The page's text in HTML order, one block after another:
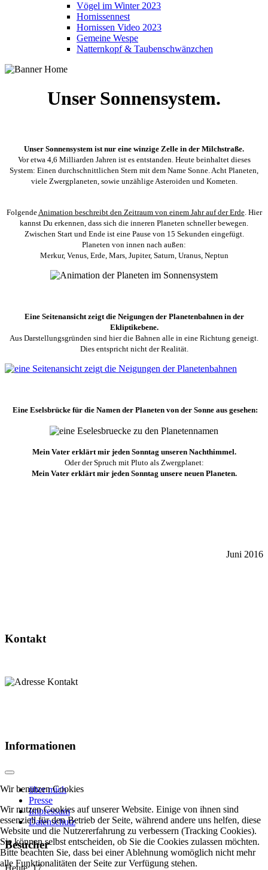
Vögel im Winter 2023
Hornissennest
Hornissen Video 2023
Gemeine Wespe
Natternkopf & Taubenschwänzchen
Unser Sonnensystem.
Unser Sonnensystem ist nur eine winzige Zelle in der Milchstraße.
Vor etwa 4,6 Milliarden Jahren ist es entstanden. Heute beinhaltet dieses
System: Einen durchschnittlichen Stern mit dem Name Sonne. Acht Planeten,
viele Zwergplaneten, sowie unzählige Asteroiden und Kometen.
Folgende Animation beschreibt den Zeitraum von einem Jahr auf der Erde. Hier
kannst Du erkennen, dass sich die inneren Planeten schneller bewegen.
Zwischen Start und Ende ist eine Pause von 15 Sekunden eingefügt.
Planeten von innen nach außen:
Merkur, Venus, Erde, Mars, Jupiter, Saturn, Uranus, Neptun
Eine Seitenansicht zeigt die Neigungen der Planetenbahnen in der
Ekliptikebene.
Aus Darstellungsgründen sind hier die Bahnen alle in eine Richtung geneigt.
Dies entspricht nicht der Realität.
Eine Eselsbrücke für die Namen der Planeten von der Sonne aus gesehen:
Mein Vater erklärt mir jeden Sonntag unseren Nachthimmel.
Oder der Spruch mit Pluto als Zwergplanet:
Mein Vater erklärt mir jeden Sonntag unsere neuen Planeten.
Juni 2016
Kontakt
Informationen
über mich
Presse
Impressum
Datenschutz
Besucher
Wir benutzen Cookies
Wir nutzen Cookies auf unserer Website. Einige von ihnen sind
essenziell für den Betrieb der Seite, während andere uns helfen, diese
Website und die Nutzererfahrung zu verbessern (Tracking Cookies).
Sie können selbst entscheiden, ob Sie die Cookies zulassen möchten.
Bitte beachten Sie, dass bei einer Ablehnung womöglich nicht mehr
alle Funktionalitäten der Seite zur Verfügung stehen.